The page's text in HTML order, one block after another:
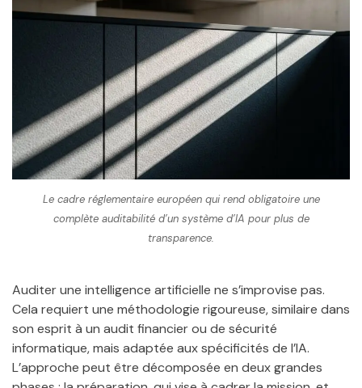
Le cadre réglementaire européen qui rend obligatoire une
complète auditabilité d’un système d’IA pour plus de
transparence.
Auditer une intelligence artificielle ne s’improvise pas.
Cela requiert une méthodologie rigoureuse, similaire dans
son esprit à un audit financier ou de sécurité
informatique, mais adaptée aux spécificités de l’IA.
L’approche peut être décomposée en deux grandes